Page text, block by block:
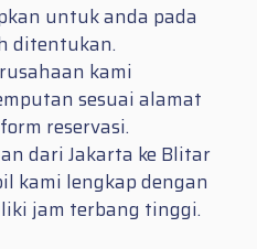
untuk anda pada
ditentukan.
kami
sesuai alamat
reservasi.
dari Jakarta ke Blitar
kami lengkap dengan
jam terbang tinggi.